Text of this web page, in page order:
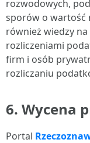
rozwodowych,
sporów o wartość
również wiedzy
rozliczeniami
firm i osób
rozliczaniu
6. Wycena
Portal